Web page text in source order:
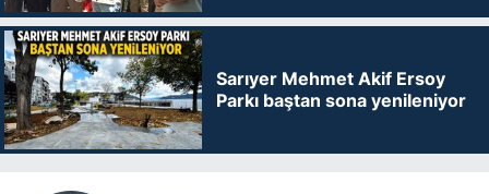
Sarıyer Mehmet Akif Ersoy
Parkı baştan sona yenileniyor